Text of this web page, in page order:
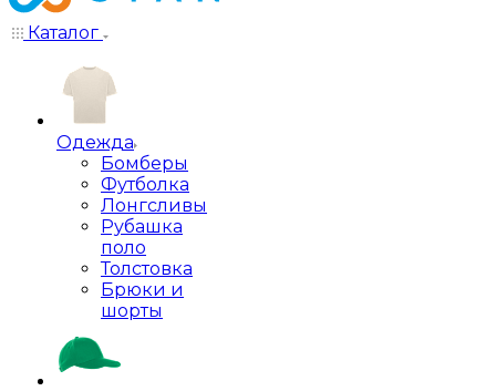
Каталог
Одежда
Бомберы
Футболка
Лонгсливы
Рубашка
поло
Толстовка
Брюки и
шорты